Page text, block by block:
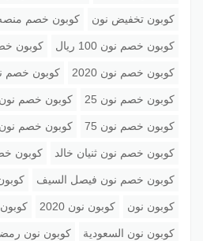
كوبون تخفيض نون كوبون خصم
كوبون خصم نون 100 ريال كوبون
كوبون خصم نون 2020 كوبون خصم نون 2020
كوبون خصم نون 25 كوبون خصم نون 50
كوبون خصم نون 75 كوبون خصم نون
كوبون خصم نون ثنيان خالد كوبون
كوبون خصم نون فيصل السيف
كوبون نون كوبون نون 2020 كوبون
كوبون نون السعودية كوبون نون